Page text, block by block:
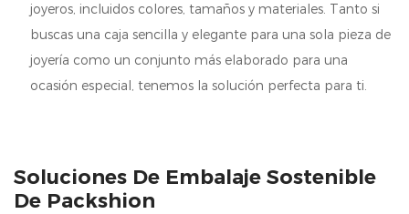
joyeros, incluidos colores, tamaños y materiales. Tanto si
buscas una caja sencilla y elegante para una sola pieza de
joyería como un conjunto más elaborado para una
ocasión especial, tenemos la solución perfecta para ti.
Soluciones De Embalaje Sostenible
De Packshion